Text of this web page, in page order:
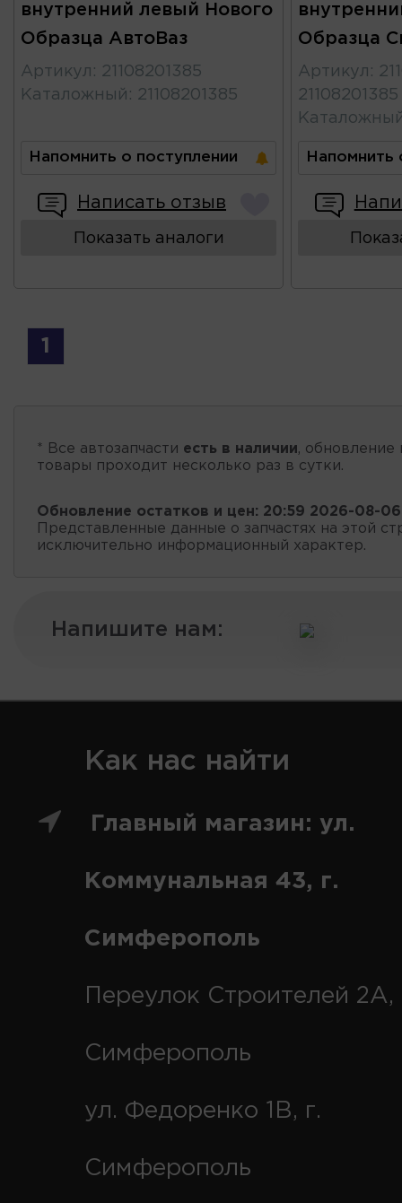
внутренний левый Нового
Образца АвтоВаз
Артикул : 21108201385
Каталожный : 21108201385
Напомнить о поступлении
Написать отзыв
Показать аналоги
Образца
Артикул :
21108201385
Напомнить
1
* Все автозапчасти есть в наличии, обновление
товары проходит несколько раз в сутки.
Обновление остатков и цен: 20:59 2026-08-06
Представленные данные о запчастях на этой
исключительно информационный характер.
Напишите нам:
Как нас найти
Главный магазин: ул.
Коммунальная 43, г.
Симферополь
Переулок Строителей 2А,
Симферополь
ул. Федоренко 1В, г.
Симферополь